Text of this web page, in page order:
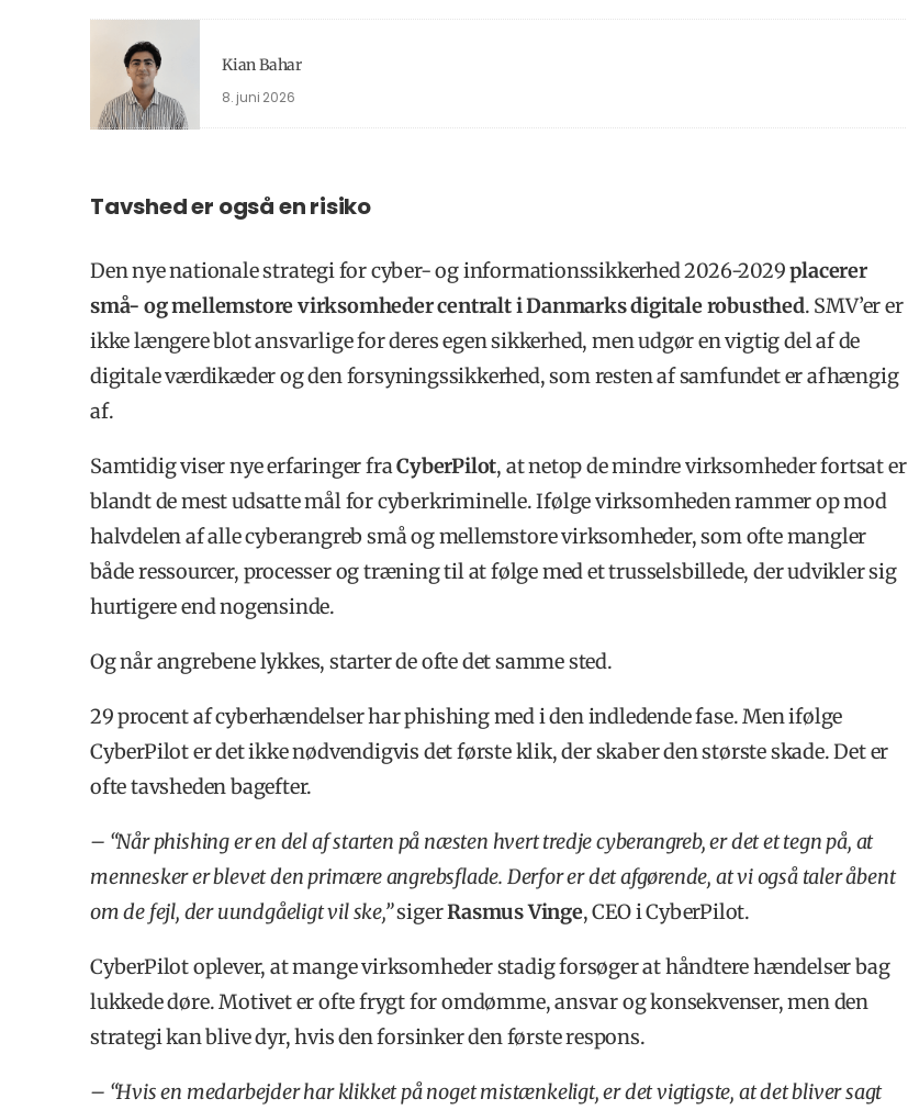
Kian Bahar
8. juni 2026
Tavshed er også en risiko
Den nye nationale strategi for cyber- og informationssikkerhed 2026-2029placerer
små- og mellemstore virksomheder centralt i Danmarks digitale robusthed. SMV’er er
ikke længere blot ansvarlige for deres egen sikkerhed, men udgør en vigtig del af de
digitale værdikæder og den forsyningssikkerhed, som resten af samfundet er afhængig
af.
Samtidig viser nye erfaringer fraCyberPilot, at netop de mindre virksomheder fortsat er
blandt de mest udsatte mål for cyberkriminelle. Ifølge virksomheden rammer op mod
halvdelen af alle cyberangreb små og mellemstore virksomheder, som ofte mangler
både ressourcer, processer og træning til at følge med et trusselsbillede, der udvikler sig
hurtigere end nogensinde.
Og når angrebene lykkes, starter de ofte det samme sted.
29 procent af cyberhændelser har phishing med i den indledende fase. Men ifølge
CyberPilot er det ikke nødvendigvis det første klik, der skaber den største skade. Det er
ofte tavsheden bagefter.
– “Når phishing er en del af starten på næsten hvert tredje cyberangreb, er det et tegn på, at
mennesker er blevet den primære angrebsflade. Derfor er det afgørende, at vi også taler åbent
om de fejl, der uundgåeligt vil ske,”sigerRasmusVinge, CEO i CyberPilot.
CyberPilot oplever, at mange virksomheder stadig forsøger at håndtere hændelser bag
lukkede døre. Motivet er ofte frygt for omdømme, ansvar og konsekvenser, men den
strategi kan blive dyr, hvis den forsinker den første respons.
– “Hvis en medarbejder har klikket på noget mistænkeligt, er det vigtigste, at det bliver sagt